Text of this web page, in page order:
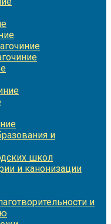
и
школ
и канонизации
и